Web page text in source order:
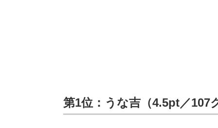
第1位：うな吉（4.5pt／107